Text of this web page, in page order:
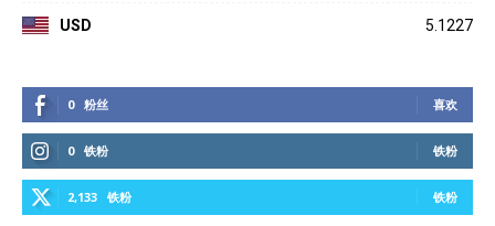
USD 5.1227
0 粉丝 喜欢
0 铁粉 铁粉
2,133 铁粉 铁粉